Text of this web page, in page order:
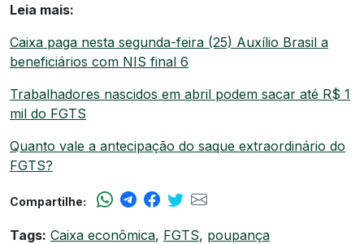
Leia mais:
Caixa paga nesta segunda-feira (25) Auxílio Brasil a
beneficiários com NIS final 6
Trabalhadores nascidos em abril podem sacar até R$ 1
mil do FGTS
Quanto vale a antecipação do saque extraordinário do
FGTS?
Compartilhe:
Tags: Caixa econômica, FGTS, poupança